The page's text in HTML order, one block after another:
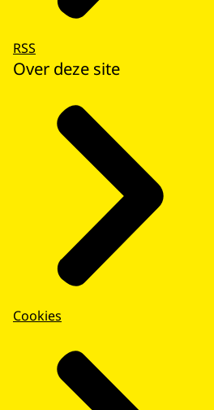
RSS
Over deze site
Cookies